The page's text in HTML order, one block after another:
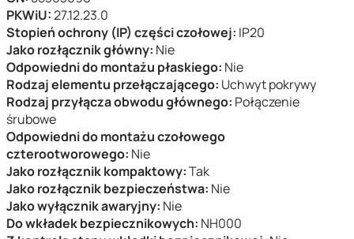
PKWiU:27.12.23.0
Stopień ochrony (IP) części czołowej: IP20
Jako rozłącznik główny: Nie
Odpowiedni do montażu płaskiego: Nie
Rodzaj elementu przełączającego: Uchwyt pokrywy
Rodzaj przyłącza obwodu głównego: Połączenie
śrubowe
Odpowiedni do montażu czołowego
czterootworowego: Nie
Jako rozłącznik kompaktowy:Tak
Jako rozłącznik bezpieczeństwa: Nie
Jako wyłącznik awaryjny: Nie
Do wkładek bezpiecznikowych: NH000